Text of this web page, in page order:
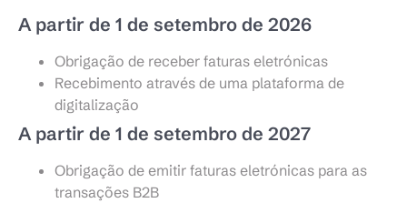
A partir de 1 de setembro de 2026
Obrigação de receber faturas eletrónicas
Recebimento através de uma plataforma de
digitalização
A partir de 1 de setembro de 2027
Obrigação de emitir faturas eletrónicas para as
transações B2B